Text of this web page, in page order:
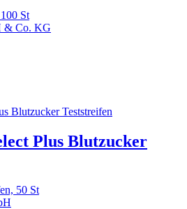
St
& Co. KG
Plus Blutzucker
50 St